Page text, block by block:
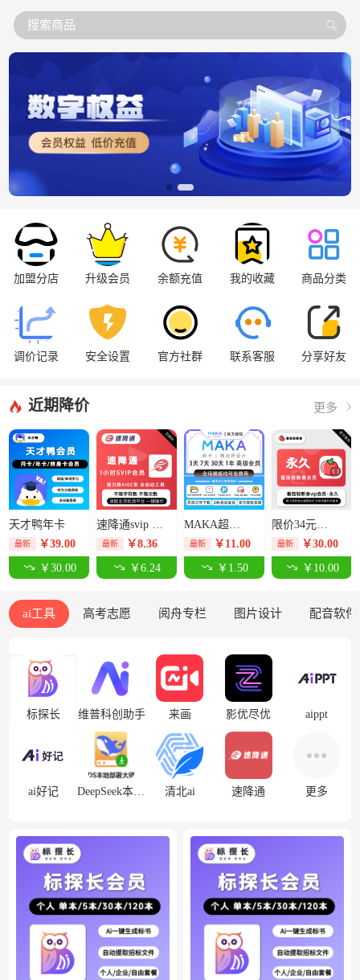
搜索商品
加盟分店 升级会员 余额充值 我的收藏 商品分类
调价记录 安全设置 官方社群 联系客服 分享好友
近期降价 更多
天才鸭年卡
最新 ￥39.00
￥30.00
速降通svip 1小时卡【限价14元】
最新 ￥8.36
￥6.24
MAKA超级会员3天-限价12.5元
最新 ￥ 11.00
￥1.50
限价34元番茄轻断食永久卡
最新 ￥30.00
￥10.00
ai工具 高考志愿 阅舟专栏 图片设计 配音软件
标探长 维普科创助手 来画 影优尽优 aippt
ai好记 DeepSeek本地部署 清北ai 速降通 更多